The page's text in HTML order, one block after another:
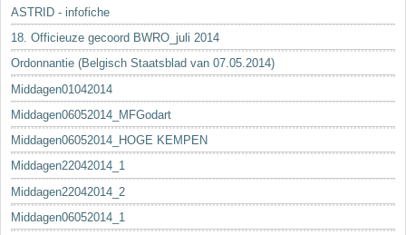
ASTRID - infofiche
18. Officieuze gecoord BWRO_juli 2014
Ordonnantie (Belgisch Staatsblad van 07.05.2014)
Middagen01042014
Middagen06052014_MFGodart
Middagen06052014_HOGE KEMPEN
Middagen22042014_1
Middagen22042014_2
Middagen06052014_1